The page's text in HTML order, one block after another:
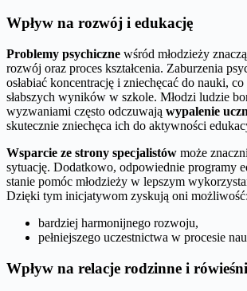
Wpływ na rozwój i edukację
Problemy psychiczne wśród młodzieży
rozwój oraz proces kształcenia. Zaburzenia
osłabiać koncentrację i zniechęcać do nauki,
słabszych wyników w szkole. Młodzi ludzie
wyzwaniami często odczuwają wypalenie
skutecznie zniechęca ich do aktywności
Wsparcie ze strony specjalistów może
sytuację. Dodatkowo, odpowiednie programy
stanie pomóc młodzieży w lepszym
Dzięki tym inicjatywom zyskują oni możliwość:
bardziej harmonijnego rozwoju,
pełniejszego uczestnictwa w procesie
Wpływ na relacje rodzinne i